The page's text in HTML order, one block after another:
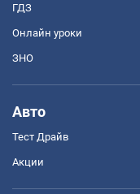
ГДЗ
Онлайн уроки
ЗНО
Авто
Тест Драйв
Акции